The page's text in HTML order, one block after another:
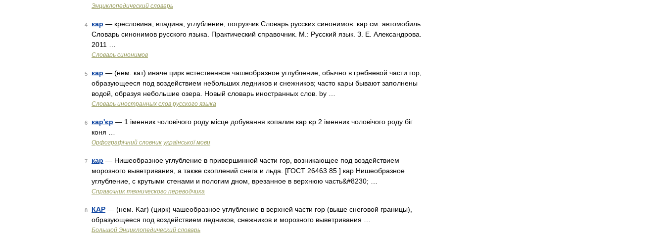
Энциклопедический словарь
4 кар — кресловина, впадина, углубление; погрузчик Словарь русских синонимов. кар см. автомобиль
Словарь синонимов русского языка. Практический справочник. М.: Русский язык. З. Е. Александрова.
2011 …
Словарь синонимов
5 кар — (нем. кат) иначе цирк естественное чашеобразное углубление, обычно в гребневой части гор,
образующееся под воздействием небольших ледников и снежников; часто кары бывают заполнены
водой, образуя небольшие озера. Новый словарь иностранных слов. by …
Словарь иностранных слов русского языка
6 кар'єр — 1 іменник чоловічого роду місце добування копалин кар єр 2 іменник чоловічого роду біг
коня …
Орфографічний словник української мови
7 кар — Нишеобразное углубление в привершинной части гор, возникающее под воздействием
морозного выветривания, а также скоплений снега и льда. [ГОСТ 26463 85 ] кар Нишеобразное
углубление, с крутыми стенами и пологим дном, врезанное в верхнюю часть&#8230; …
Справочник технического переводчика
8 КАР — (нем. Kar) (цирк) чашеобразное углубление в верхней части гор (выше снеговой границы),
образующееся под воздействием ледников, снежников и морозного выветривания …
Большой Энциклопедический словарь